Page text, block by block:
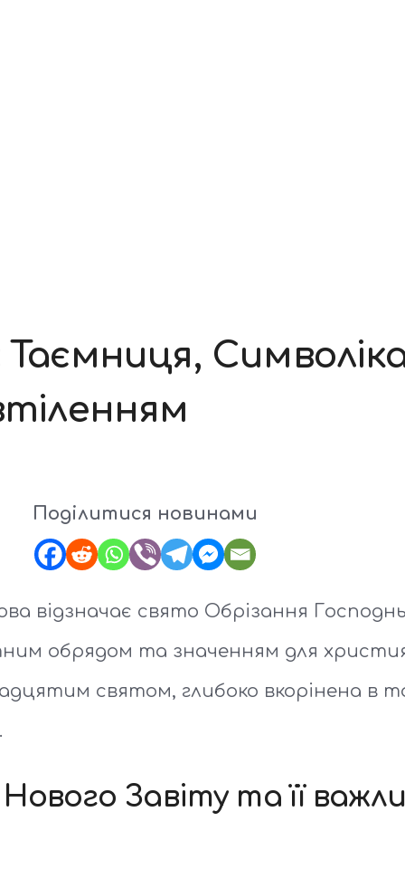
Поділитися новинами
відзначає свято Обрізання
обрядом та значенням для
святом, глибоко вкорінена в
Нового Завіту та її